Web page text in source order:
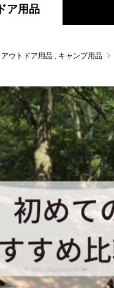
ア用品
アウトドア用品 , キャンプ用品